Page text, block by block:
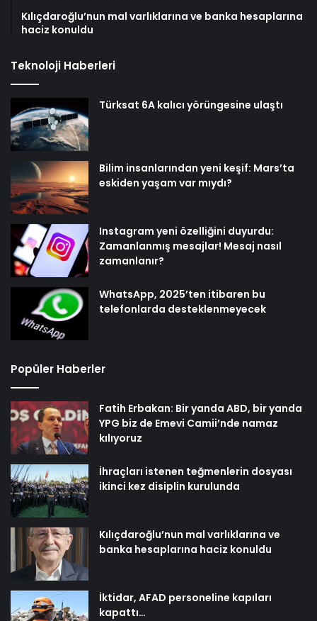
Kılıçdaroğlu’nun mal varlıklarına ve banka hesaplarına
haciz konuldu
Teknoloji Haberleri
Türksat 6A kalıcı yörüngesine ulaştı
Bilim insanlarından yeni keşif: Mars’ta
eskiden yaşam var mıydı?
Instagram yeni özelliğini duyurdu:
Zamanlanmış mesajlar! Mesaj nasıl
zamanlanır?
WhatsApp, 2025’ten itibaren bu
telefonlarda desteklenmeyecek
Popüler Haberler
Fatih Erbakan: Bir yanda ABD, bir yanda
YPG biz de Emevi Camii’nde namaz
kılıyoruz
İhraçları istenen teğmenlerin dosyası
ikinci kez disiplin kurulunda
Kılıçdaroğlu’nun mal varlıklarına ve
banka hesaplarına haciz konuldu
İktidar, AFAD personeline kapıları
kapattı…